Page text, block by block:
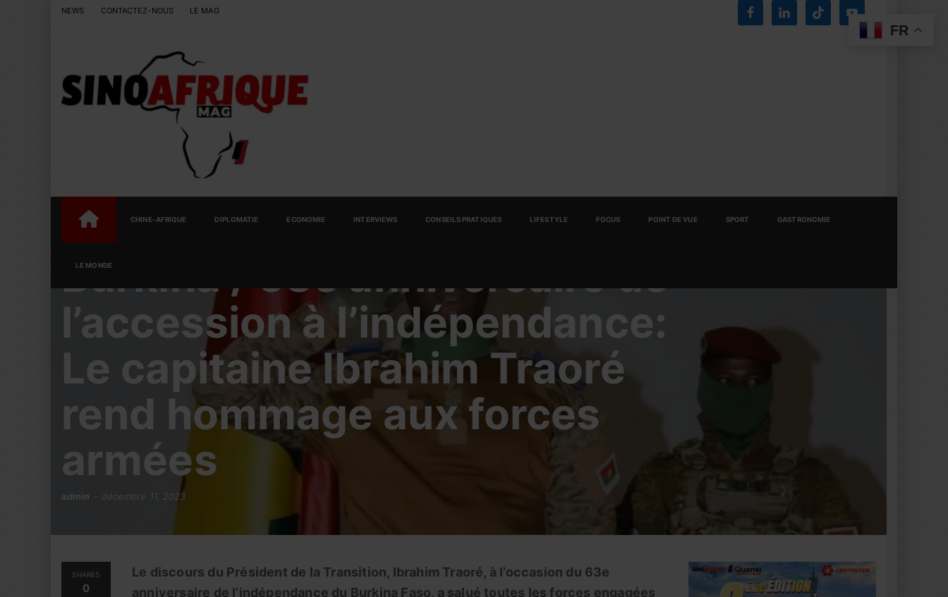
NEWS CONTACTEZ-NOUS LE MAG
CHINE-AFRIQUE DIPLOMATIE ECONOMIE INTERVIEWS CONSEILS PRATIQUES LIFESTYLE FOCUS POINT DE VUE SPORT GASTRONOMIE
LE MONDE
HOME DIPLOMATIE
Burkina / 63e anniversaire de
l’accession à l’indépendance:
Le capitaine Ibrahim Traoré
rend hommage aux forces
armées
admin décembre 11, 2023
SHARES
0
Le discours du Président de la Transition, Ibrahim Traoré, à l’occasion du 63e
anniversaire de l’indépendance du Burkina Faso, a salué toutes les forces engagées
FR